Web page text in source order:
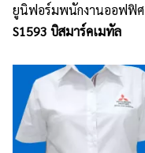
ยูนิฟอร์มพนักงานออฟฟิศ
พร้อมปักอกซ้าย 1 จุด
S1593 บิสมาร์คเมทัล